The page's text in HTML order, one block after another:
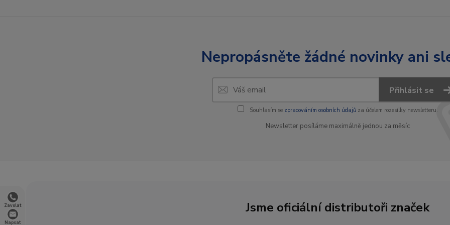
Zavolat
Napsat
Nepropásněte žádné novinky ani
Přihlásit se
Souhlasím se zpracováním osobních údajůza účelem rozesílky newsletteru.
Newsletter posíláme maximálně jednou za měsíc
Jsme oficiální distributoři značek